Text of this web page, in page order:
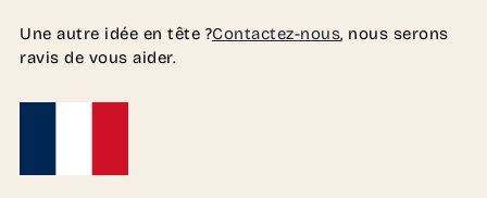
Une autre idée en tête ?Contactez-nous, nous serons
ravis de vous aider.